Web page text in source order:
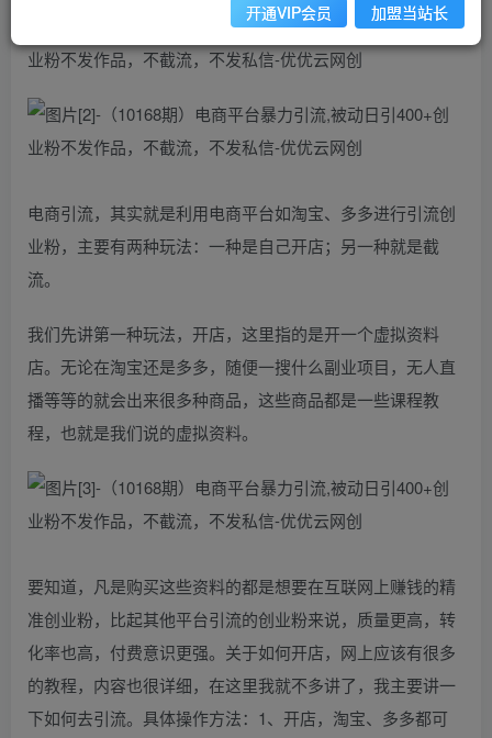
电商引流，其实就是利用电商平台如淘宝、多多进行引流创
业粉，主要有两种玩法：一种是自己开店；另一种就是截
流。
我们先讲第一种玩法，开店，这里指的是开一个虚拟资料
店。无论在淘宝还是多多，随便一搜什么副业项目，无人直
播等等的就会出来很多种商品，这些商品都是一些课程教
程，也就是我们说的虚拟资料。
要知道，凡是购买这些资料的都是想要在互联网上赚钱的精
准创业粉，比起其他平台引流的创业粉来说，质量更高，转
化率也高，付费意识更强。关于如何开店，网上应该有很多
的教程，内容也很详细，在这里我就不多讲了，我主要讲一
下如何去引流。具体操作方法：1、开店，淘宝、多多都可
开通VIP会员 加盟当站长